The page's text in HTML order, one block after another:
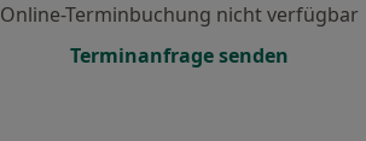
Online-Terminbuchung nicht verfügbar
Terminanfrage senden